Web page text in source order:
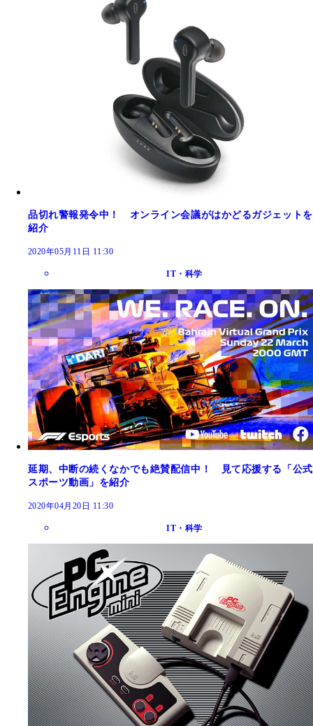
品切れ警報発令中！ オンライン会議がはかどるガジェットを
紹介
2020年05月11日 11:30
IT・科学
延期、中断の続くなかでも絶賛配信中！ 見て応援する「公式
スポーツ動画」を紹介
2020年04月20日 11:30
IT・科学